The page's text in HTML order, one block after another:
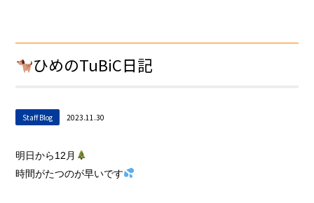
ひめのTuBiC日記
Staff Blog 2023.11.30
明日から12月
時間がたつのが早いです